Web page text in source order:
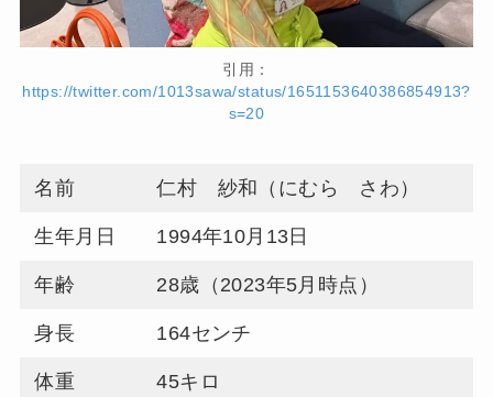
引用：
https://twitter.com/1013sawa/status/1651153640386854913?
s=20
名前 仁村 紗和（にむら さわ）
生年月日 1994年10月13日
年齢 28歳（2023年5月時点）
身長 164センチ
体重 45キロ